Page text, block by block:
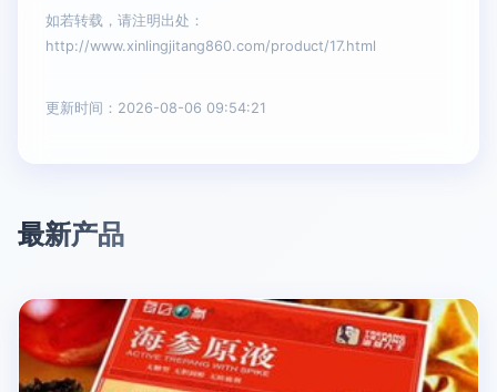
如若转载，请注明出处：
http://www.xinlingjitang860.com/product/17.html
更新时间：2026-08-06 09:54:21
最新产品